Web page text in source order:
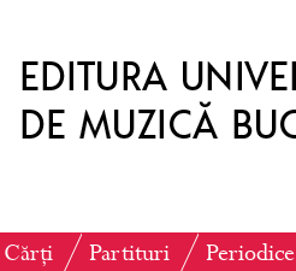
Cărți Partituri Periodice